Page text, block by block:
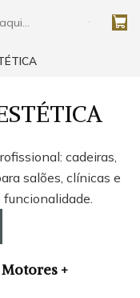
cadeiras,
salões, clínicas e
Motores +